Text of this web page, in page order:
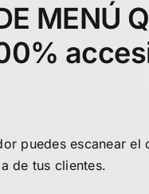
MENÚ
puedes escanear el
de tus clientes.